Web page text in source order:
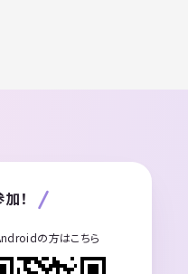
！
の方はこちら